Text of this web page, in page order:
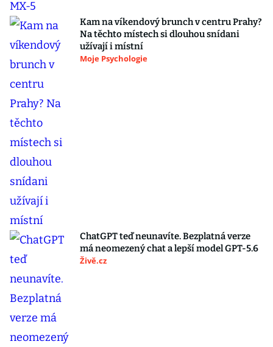
Kam na víkendový brunch v centru Prahy?
Na těchto místech si dlouhou snídani
užívají i místní
Moje Psychologie
ChatGPT teď neunavíte. Bezplatná verze
má neomezený chat a lepší model GPT-5.6
Živě.cz